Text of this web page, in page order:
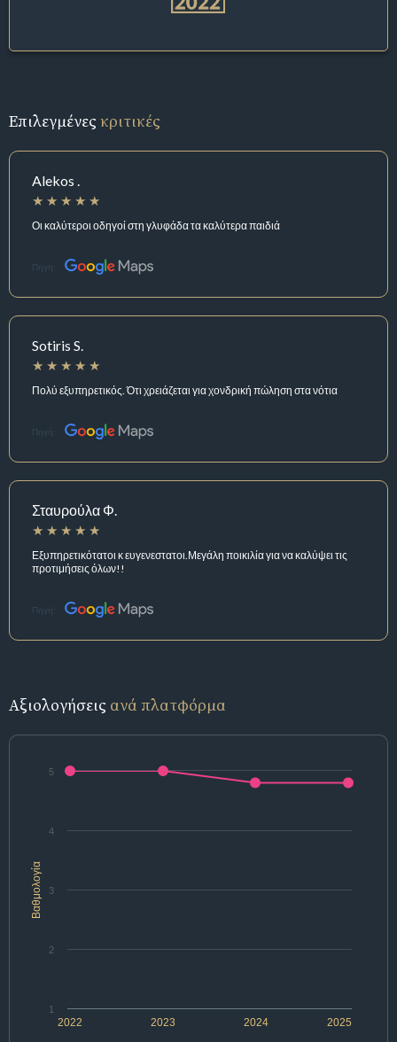
Επιλεγμένεςκριτικές
Alekos .
Οι καλύτεροι οδηγοί στη γλυφάδα τα καλύτερα παιδιά
Πηγή:
Sotiris S.
Πολύ εξυπηρετικός. Ότι χρειάζεται για χονδρική πώληση στα νότια
Πηγή:
Σταυρούλα Φ.
Εξυπηρετικότατοι κ ευγενεστατοι.Μεγάλη ποικιλία για να καλύψει τις
προτιμήσεις όλων!!
Πηγή:
Αξιολογήσεις ανά πλατφόρμα
Βαθμολογία
2022 2024
2023 2025
1
2
3
4
5